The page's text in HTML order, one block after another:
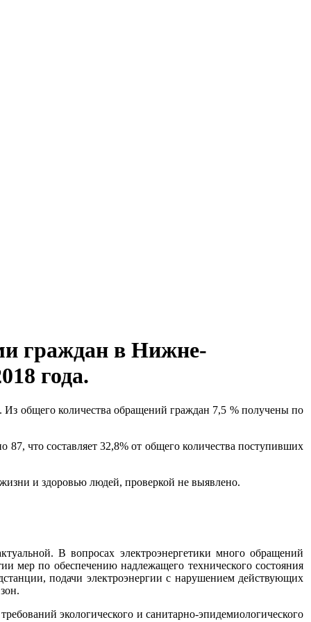
граждан в Нижне-
года.
общего количества обращений граждан 7,5 % получены по
что составляет 32,8% от общего количества поступивших
и здоровью людей, проверкой не выявлено.
В вопросах электроэнергетики много обращений
мер по обеспечению надлежащего технического состояния
подачи электроэнергии с нарушением действующих
экологического и санитарно-эпидемиологического